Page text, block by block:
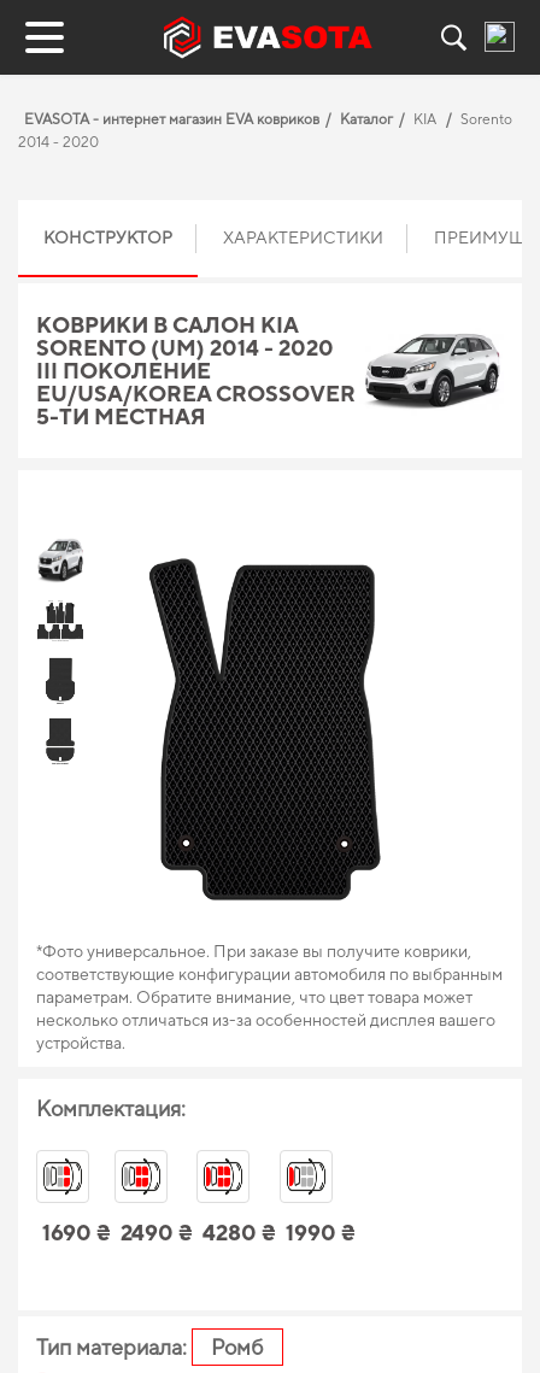
EVASOTA - интернет магазин EVA ковриков Каталог KIA
Sorento
2014 - 2020
КОНСТРУКТОР ХАРАКТЕРИСТИКИ
КОВРИКИ В САЛОН KIA
SORENTO (UM) 2014 - 2020
III ПОКОЛЕНИЕ
EU/USA/KOREA CROSSOVER
5-ТИ МЕСТНАЯ
*Фото универсальное. При заказе вы получите коврики,
соответствующие конфигурации автомобиля по выбранным
параметрам. Обратите внимание, что цвет товара может
несколько отличаться из-за особенностей дисплея вашего
устройства.
Комплектация:
1690 ₴ 2490 ₴ 4280 ₴ 1990 ₴
Тип материала: Ромб